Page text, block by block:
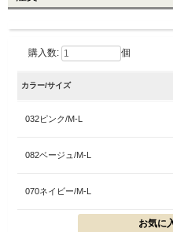
購入数: 個
カラー/サイズ
032ピンク/M-L
082ベージュ/M-L
070ネイビー/M-L